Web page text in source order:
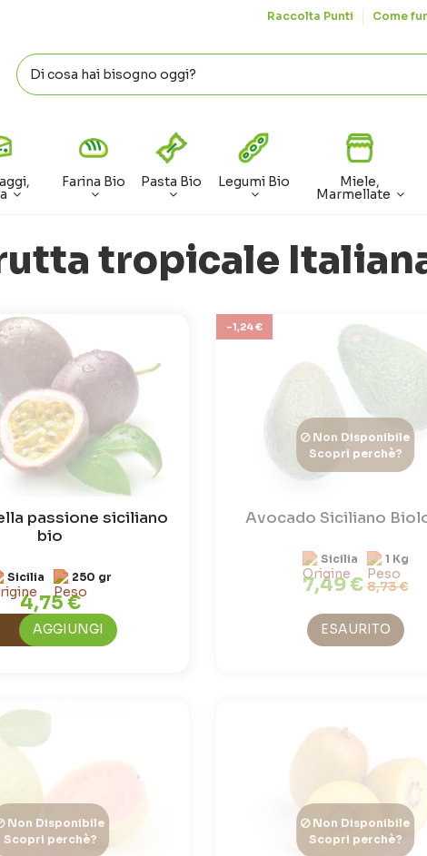
Raccolta Punti Come
Farina Bio Pasta Bio Legumi Bio Miele,
Marmellate
tropicale
passione siciliano
bio
Sicilia 250 gr
4,75 €
AGGIUNGI
-1,24 €
Non Disponibile
Scopri perchè?
Avocado Siciliano
Sicilia 1 Kg
7,49 €8,73 €
ESAURITO
Non Disponibile
Scopri perchè?
Non Disponibile
Scopri perchè?